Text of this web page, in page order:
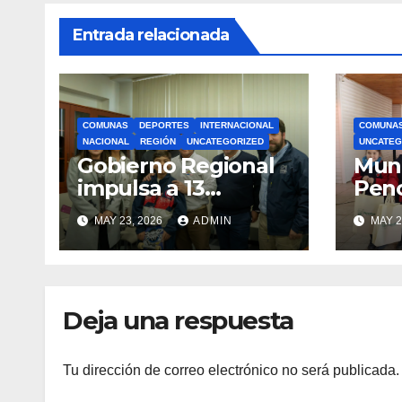
Entrada relacionada
COMUNAS DEPORTES
INTERNACIONAL
NACIONAL
REGIÓN UNCATEGORIZED
Gobierno Regional
impulsa a 13
deportistas que
llevarán la bandera
maulina a
MAY 23, 2026 ADMIN MAY
Deja una respuesta
Tu dirección de correo electrónico no será publicada.